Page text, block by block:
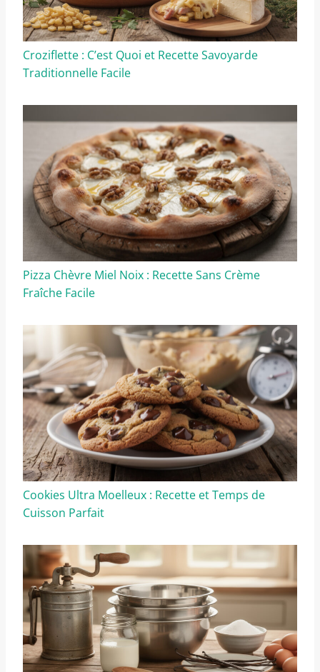
Croziflette : C’est Quoi et Recette Savoyarde
Traditionnelle Facile
Pizza Chèvre Miel Noix : Recette Sans Crème
Fraîche Facile
Cookies Ultra Moelleux : Recette et Temps de
Cuisson Parfait